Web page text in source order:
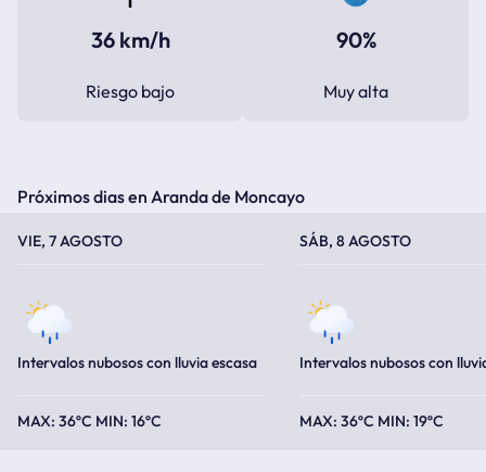
36 km/h
Riesgo bajo
90%
Muy alta
Próximos dias en Aranda de Moncayo
VIE, 7 AGOSTO
Intervalos nubosos con lluvia escasa
36ºC 16ºC
SÁB, 8 AGOSTO
Intervalos nubosos con
36ºC 19ºC